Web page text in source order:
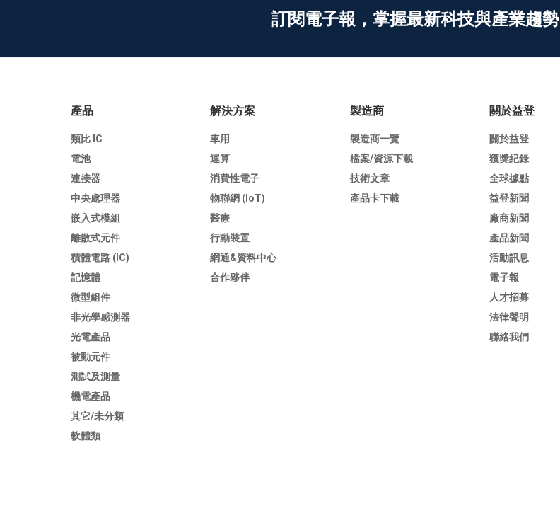
訂閱電子報，掌握最新科技與產業趨勢
產品
類比 IC
電池
連接器
中央處理器
嵌入式模組
離散式元件
積體電路 (IC)
記憶體
微型組件
非光學感測器
光電產品
被動元件
測試及測量
機電產品
其它/未分類
軟體類
解決方案
車用
運算
消費性電子
物聯網 (IoT)
醫療
行動裝置
網通&資料中心
合作夥伴
製造商
製造商一覽
檔案/資源下載
技術文章
產品卡下載
關於益登
關於益登
獲獎紀錄
全球據點
益登新聞
廠商新聞
產品新聞
活動訊息
電子報
人才招募
法律聲明
聯絡我們